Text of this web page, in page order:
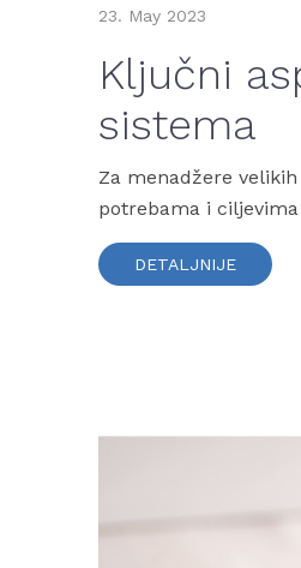
23. May 2023
Ključni
sistema
Za menadžere
potrebama i
DETALJNIJE